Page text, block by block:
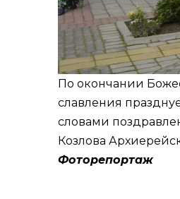
По окончании
славления
словами
Козлова
Фоторепортаж